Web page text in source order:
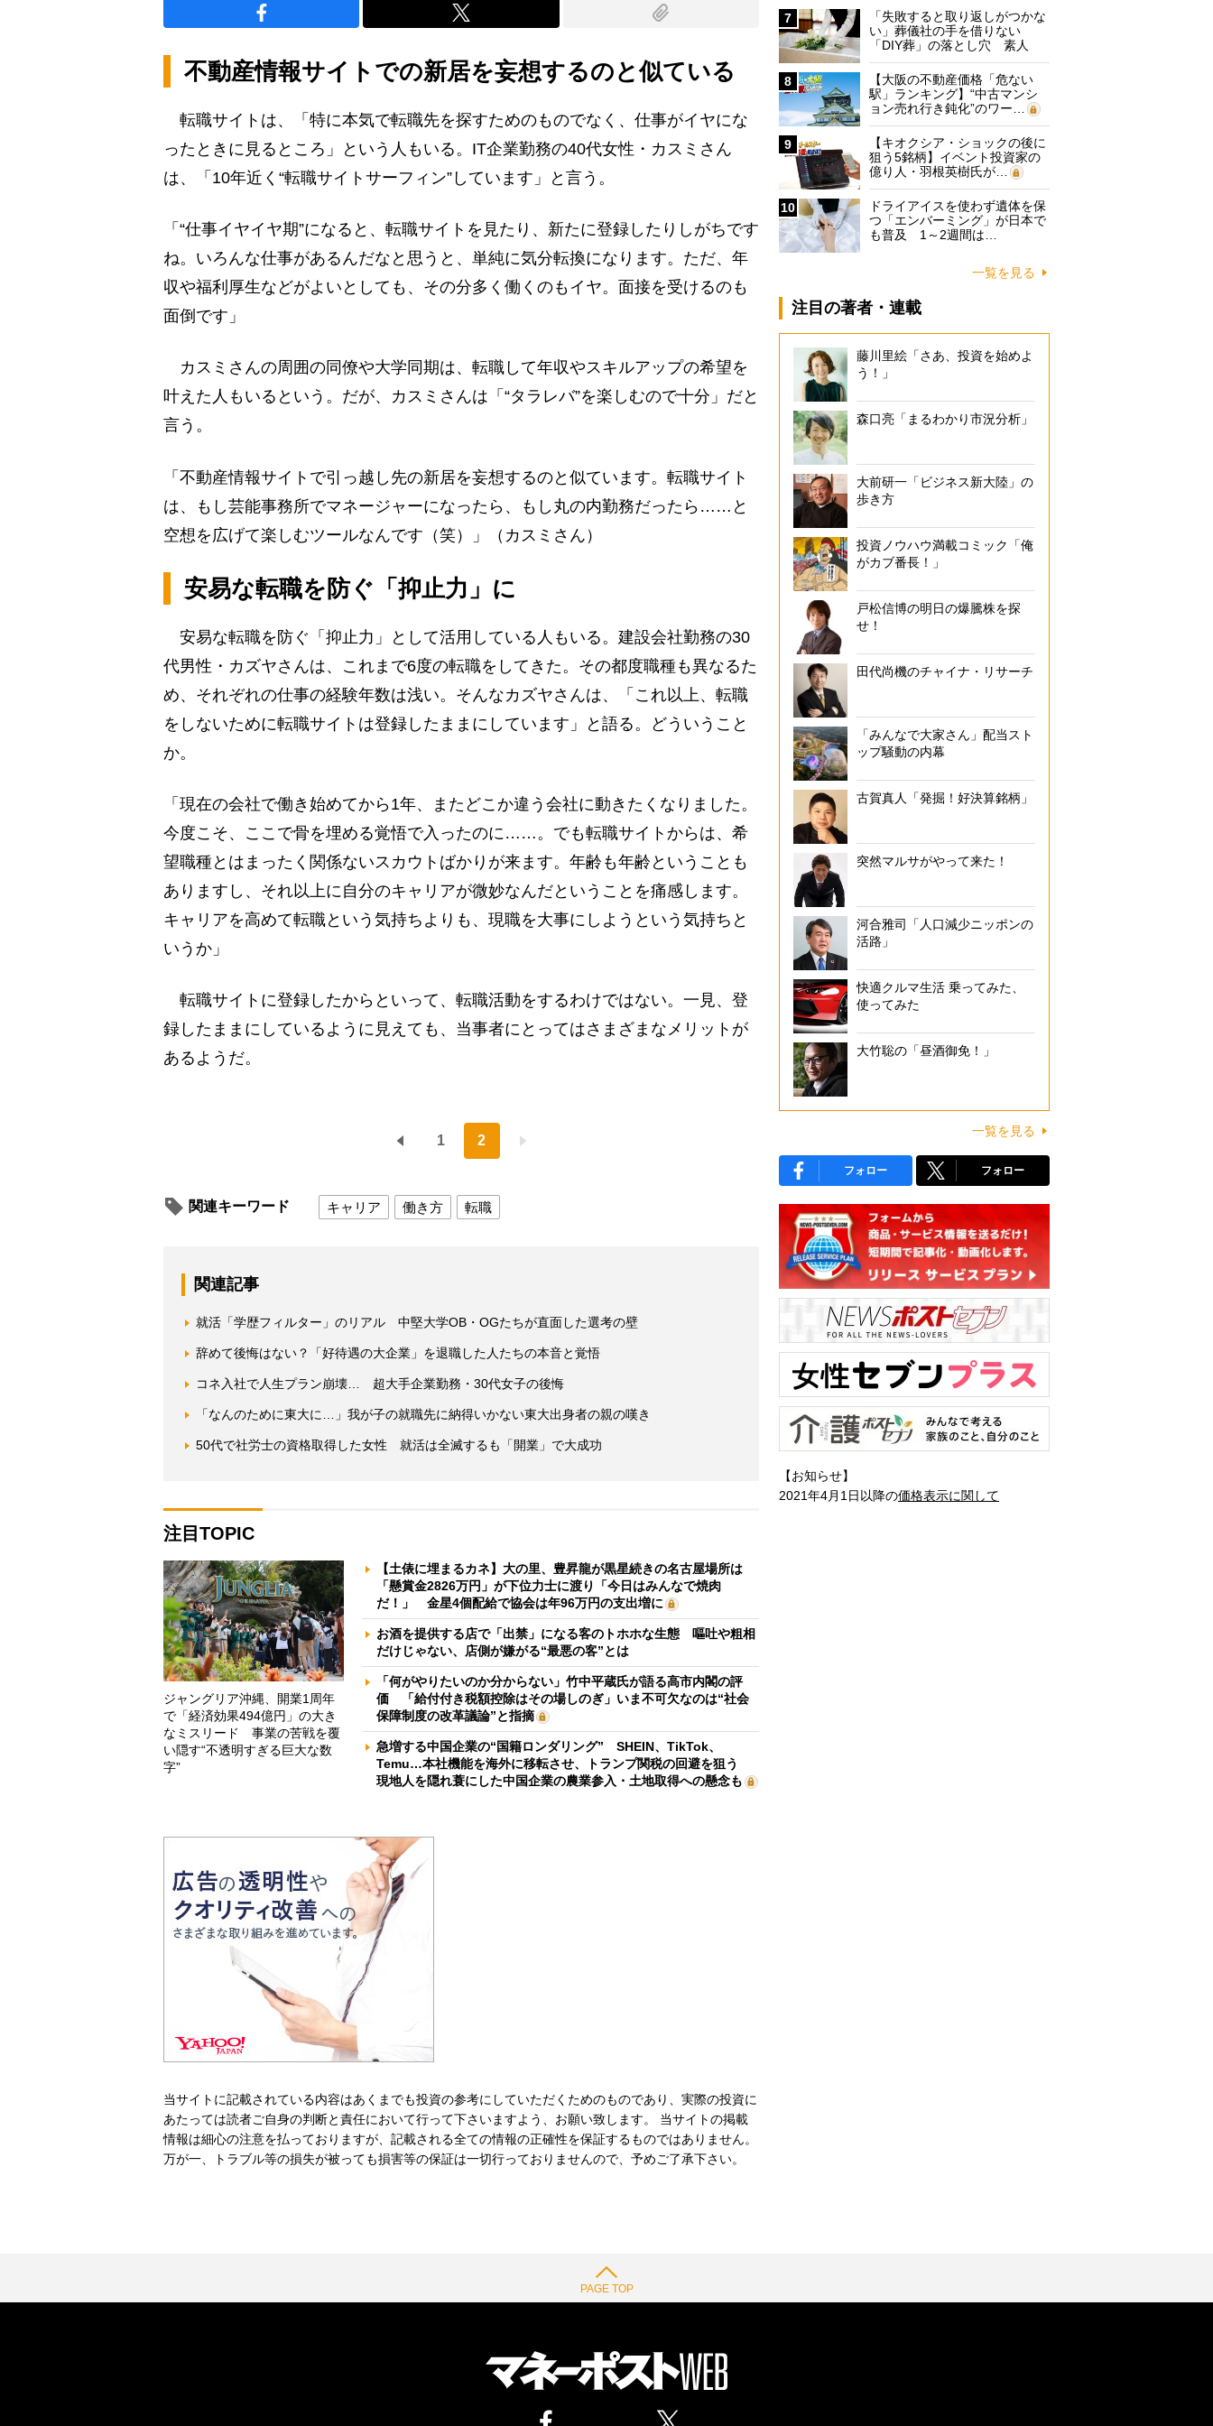
不動産情報サイトでの新居を妄想するのと似ている
転職サイトは、「特に本気で転職先を探すためのものでなく、仕事がイヤにな
ったときに見るところ」という人もいる。IT企業勤務の40代女性・カスミさん
は、「10年近く“転職サイトサーフィン”しています」と言う。
「“仕事イヤイヤ期”になると、転職サイトを見たり、新たに登録したりしがちです
ね。いろんな仕事があるんだなと思うと、単純に気分転換になります。ただ、年
収や福利厚生などがよいとしても、その分多く働くのもイヤ。面接を受けるのも
面倒です」
カスミさんの周囲の同僚や大学同期は、転職して年収やスキルアップの希望を
叶えた人もいるという。だが、カスミさんは「“タラレバ”を楽しむので十分」だと
言う。
「不動産情報サイトで引っ越し先の新居を妄想するのと似ています。転職サイト
は、もし芸能事務所でマネージャーになったら、もし丸の内勤務だったら……と
空想を広げて楽しむツールなんです（笑）」（カスミさん）
安易な転職を防ぐ「抑止力」に
安易な転職を防ぐ「抑止力」として活用している人もいる。建設会社勤務の30
代男性・カズヤさんは、これまで6度の転職をしてきた。その都度職種も異なるた
め、それぞれの仕事の経験年数は浅い。そんなカズヤさんは、「これ以上、転職
をしないために転職サイトは登録したままにしています」と語る。どういうこと
か。
「現在の会社で働き始めてから1年、またどこか違う会社に動きたくなりました。
今度こそ、ここで骨を埋める覚悟で入ったのに……。でも転職サイトからは、希
望職種とはまったく関係ないスカウトばかりが来ます。年齢も年齢ということも
ありますし、それ以上に自分のキャリアが微妙なんだということを痛感します。
キャリアを高めて転職という気持ちよりも、現職を大事にしようという気持ちと
いうか」
転職サイトに登録したからといって、転職活動をするわけではない。一見、登
録したままにしているように見えても、当事者にとってはさまざまなメリットが
あるようだ。
1 2
関連キーワード キャリア 働き方 転職
関連記事
就活「学歴フィルター」のリアル 中堅大学OB・OGたちが直面した選考の壁
辞めて後悔はない？「好待遇の大企業」を退職した人たちの本音と覚悟
コネ入社で人生プラン崩壊… 超大手企業勤務・30代女子の後悔
「なんのために東大に…」我が子の就職先に納得いかない東大出身者の親の嘆き
50代で社労士の資格取得した女性 就活は全滅するも「開業」で大成功
注目TOPIC
ジャングリア沖縄、開業1周年
で「経済効果494億円」の大き
なミスリード 事業の苦戦を覆
い隠す“不透明すぎる巨大な数
字”
【土俵に埋まるカネ】大の里、豊昇龍が黒星続きの名古屋場所は
「懸賞金2826万円」が下位力士に渡り「今日はみんなで焼肉
だ！」 金星4個配給で協会は年96万円の支出増に
お酒を提供する店で「出禁」になる客のトホホな生態 嘔吐や粗相
だけじゃない、店側が嫌がる“最悪の客”とは
「何がやりたいのか分からない」竹中平蔵氏が語る高市内閣の評
価 「給付付き税額控除はその場しのぎ」いま不可欠なのは“社会
保障制度の改革議論”と指摘
急増する中国企業の“国籍ロンダリング” SHEIN、TikTok、
Temu…本社機能を海外に移転させ、トランプ関税の回避を狙う
現地人を隠れ蓑にした中国企業の農業参入・土地取得への懸念も
当サイトに記載されている内容はあくまでも投資の参考にしていただくためのものであり、実際の投資に
あたっては読者ご自身の判断と責任において行って下さいますよう、お願い致します。 当サイトの掲載
情報は細心の注意を払っておりますが、記載される全ての情報の正確性を保証するものではありません。
万が一、トラブル等の損失が被っても損害等の保証は一切行っておりませんので、予めご了承下さい。
7
「失敗すると取り返しがつかな
い」葬儀社の手を借りない
「DIY葬」の落とし穴 素人
に…
8
【大阪の不動産価格「危ない
駅」ランキング】“中古マンシ
ョン売れ行き鈍化”のワー…
9
【キオクシア・ショックの後に
狙う5銘柄】イベント投資家の
億り人・羽根英樹氏が…
10
ドライアイスを使わず遺体を保
つ「エンバーミング」が日本で
も普及 1～2週間は…
一覧を見る
注目の著者・連載
藤川里絵「さあ、投資を始めよ
う！」
森口亮「まるわかり市況分析」
大前研一「ビジネス新大陸」の
歩き方
投資ノウハウ満載コミック「俺
がカブ番長！」
戸松信博の明日の爆騰株を探
せ！
田代尚機のチャイナ・リサーチ
「みんなで大家さん」配当スト
ップ騒動の内幕
古賀真人「発掘！好決算銘柄」
突然マルサがやって来た！
河合雅司「人口減少ニッポンの
活路」
快適クルマ生活 乗ってみた、
使ってみた
大竹聡の「昼酒御免！」
一覧を見る
フォロー フォロー
【お知らせ】
2021年4月1日以降の価格表示に関して
PAGE TOP